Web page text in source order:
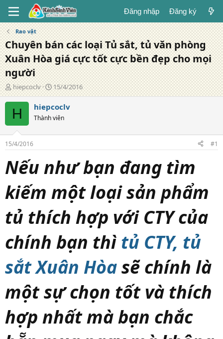
Đăng nhập Đăng ký
Rao vặt
Chuyên bán các loại Tủ sắt, tủ văn phòng
Xuân Hòa giá cực tốt cực bền đẹp cho mọi
người
T
á
c
g
ả
hiepcoclv
N
g
à
đ
g
15/4/2016
H hiepcoclv
Thành viên
15/4/2016 #1
Nếu như bạn đang tìm
kiếm một loại sản phẩm
tủ thích hợp với CTY của
chính bạn thì tủ CTY, tủ
sắt Xuân Hòasẽ chính là
một sự chọn tốt và thích
hợp nhất mà bạn chắc